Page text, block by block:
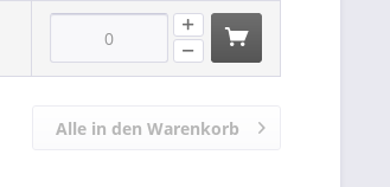
Alle in den Warenkorb